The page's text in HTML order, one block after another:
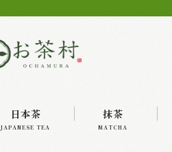
日本茶
JAPANESE TEA
抹茶
MATCHA